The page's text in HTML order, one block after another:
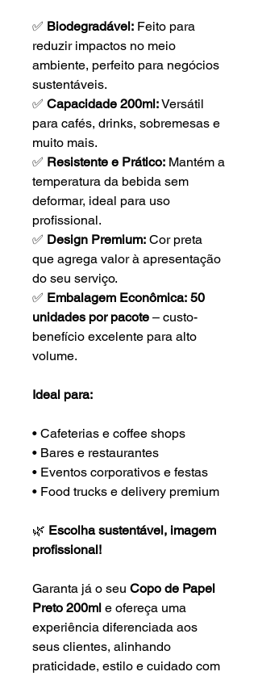
✅ Biodegradável: Feito para
reduzir impactos no meio
ambiente, perfeito para negócios
sustentáveis.
✅ Capacidade 200ml:Versátil
para cafés, drinks, sobremesas e
muito mais.
✅ Resistente e Prático: Mantém a
temperatura da bebida sem
deformar, ideal para uso
profissional.
✅ Design Premium: Cor preta
que agrega valor à apresentação
do seu serviço.
✅ Embalagem Econômica: 50
unidades por pacote – custo-
benefício excelente para alto
volume.
Ideal para:
• Cafeterias e coffee shops
• Bares e restaurantes
• Eventos corporativos e festas
• Food trucks e delivery premium
🌿 Escolha sustentável, imagem
profissional!
Garanta já o seu Copo de Papel
Preto 200ml e ofereça uma
experiência diferenciada aos
seus clientes, alinhando
praticidade, estilo e cuidado com